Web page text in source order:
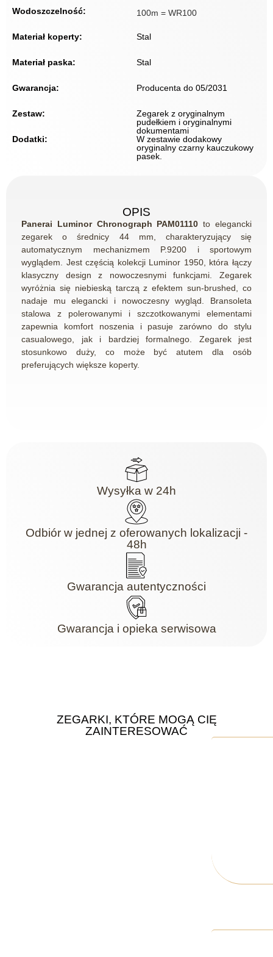
Wodoszczelność: 100m = WR100
Materiał koperty: Stal
Materiał paska: Stal
Gwarancja: Producenta do 05/2031
Zestaw:
Zegarek z oryginalnym
pudełkiem i oryginalnymi
dokumentami
Dodatki:
W zestawie dodakowy
oryginalny czarny kauczukowy
pasek.
OPIS
Panerai Luminor Chronograph PAM01110 to elegancki
zegarek o średnicy 44 mm, charakteryzujący się
automatycznym mechanizmem P.9200 i sportowym
wyglądem.
Jest częścią kolekcji Luminor 1950, która łączy
klasyczny design z nowoczesnymi funkcjami.
Zegarek
wyróżnia się niebieską tarczą z efektem sun-brushed, co
nadaje mu elegancki i nowoczesny wygląd.
Bransoleta
stalowa z polerowanymi i szczotkowanymi elementami
zapewnia komfort noszenia i pasuje zarówno do stylu
casualowego, jak i bardziej formalnego.
Zegarek jest
stosunkowo duży, co może być atutem dla osób
preferujących większe koperty.
Wysyłka w 24h
Odbiór w jednej z oferowanych lokalizacji -
48h
Gwarancja autentyczności
Gwarancja i opieka serwisowa
ZEGARKI, KTÓRE MOGĄ CIĘ
ZAINTERESOWAĆ